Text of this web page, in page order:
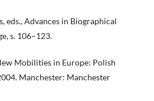
eds., Advances in Biographical
s. 106–123.
Mobilities in Europe: Polish
Manchester: Manchester